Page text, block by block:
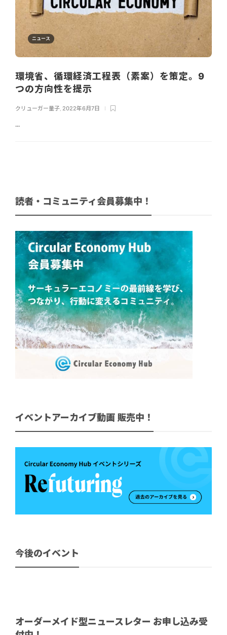
ニュース
環境省、循環経済工程表（素案）を策定。9
つの方向性を提示
クリューガー量子, 2022年6月7日
...
読者・コミュニティ会員募集中！
イベントアーカイブ動画 販売中！
今後のイベント
オーダーメイド型ニュースレター お申し込み受